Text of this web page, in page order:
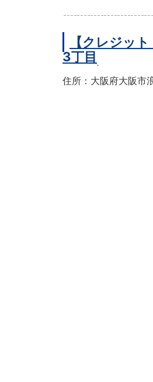
【クレジッ
3丁目
住所：大阪府大阪市